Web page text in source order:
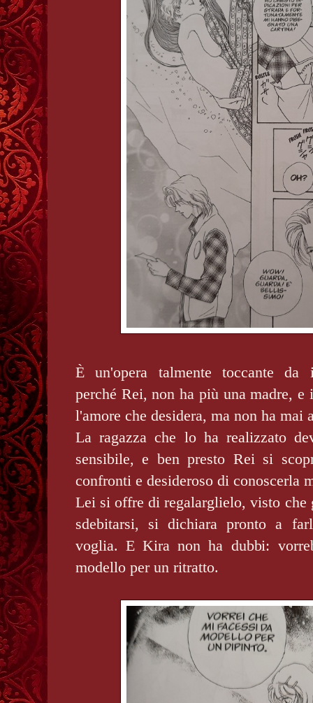
È un'opera talmente toccante da
perché Rei, non ha più una madre, e
l'amore che desidera, ma non ha mai
La ragazza che lo ha realizzato
sensibile, e ben presto Rei si
confronti e desideroso di conoscerla
Lei si offre di regalarglielo, visto che
sdebitarsi, si dichiara pronto a
voglia. E Kira non ha dubbi:
modello per un ritratto.